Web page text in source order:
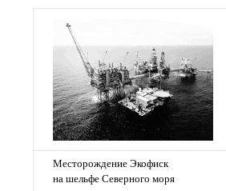
Месторождение Экофиск
на шельфе Северного моря